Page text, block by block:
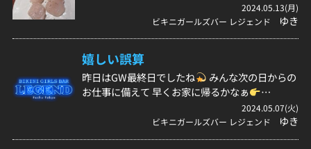
2024.05.13(月)
ビキニガールズバー レジェンド
ゆき
嬉しい誤算
昨日はGW最終日でしたね
みんな次の日からの
お仕事に備えて 早くお家に帰るかなぁ
…
2024.05.07(火)
ビキニガールズバー レジェンド
ゆき